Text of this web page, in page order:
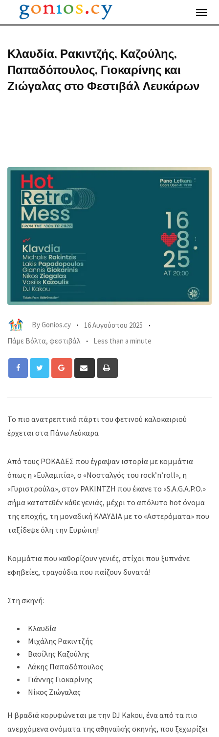
Κλαυδία, Ρακιντζής, Καζούλης,
Παπαδόπουλος, Γιοκαρίνης και
Ζιώγαλας στο Φεστιβάλ Λευκάρων
ByGonios.cy
16 Αυγούστου 2025
Πάμε Βόλτα, φεστιβάλ Less than a minute
Google+ Share
via
Το πιο ανατρεπτικό πάρτι του φετινού καλοκαιριού
έρχεται στα Πάνω Λεύκαρα
Από τους ΡΟΚΑΔΕΣ που έγραψαν ιστορία με κομμάτια
όπως η «Ευλαμπία», ο «Νοσταλγός του rock’n’roll», η
«Γυριστρούλα», στον ΡΑΚΙΝΤΖΗ που έκανε το «S.A.G.A.P.O.»
σήμα κατατεθέν κάθε γενιάς, μέχρι το απόλυτο hot όνομα
της εποχής, τη μοναδική ΚΛΑΥΔΙΑ με το «Αστερόματα» που
ταξίδεψε όλη την Ευρώπη!
Κομμάτια που καθορίζουν γενιές, στίχοι που ξυπνάνε
εφηβείες, τραγούδια που παίζουν δυνατά!
Στη σκηνή:
Κλαυδία
Μιχάλης Ρακιντζής
Βασίλης Καζούλης
Λάκης Παπαδόπουλος
Γιάννης Γιοκαρίνης
Νίκος Ζιώγαλας
Η βραδιά κορυφώνεται με την DJ Kakou, ένα από τα πιο
ανερχόμενα ονόματα της αθηναϊκής σκηνής, που ξεχωρίζει